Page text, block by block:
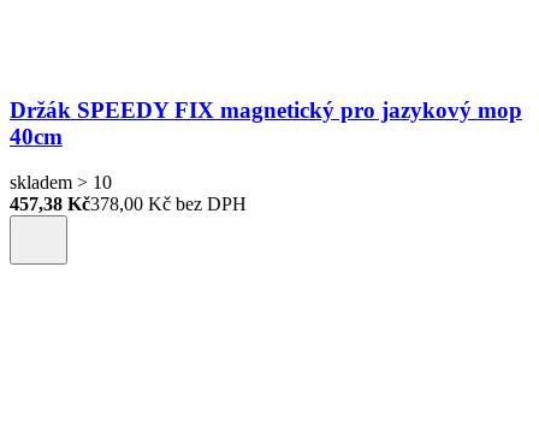
Držák SPEEDY FIX magnetický pro jazykový mop
40cm
skladem > 10
457,38 Kč378,00 Kč bez DPH